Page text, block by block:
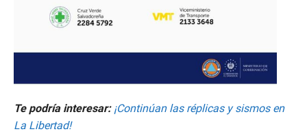
Te podría interesar: ¡Continúan las réplicas y sismos en
La Libertad!